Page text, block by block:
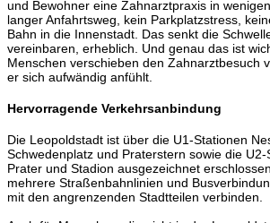
und Bewohner eine Zahnarztpraxis in
langer Anfahrtsweg, kein Parkplatzstress,
Bahn in die Innenstadt. Das senkt die
vereinbaren, erheblich. Und genau das ist
Menschen verschieben den Zahnarztbesuch
er sich aufwändig anfühlt.
Hervorragende Verkehrsanbindung
Die Leopoldstadt ist über die U1-Stationen
Schwedenplatz und Praterstern sowie die
Prater und Stadion ausgezeichnet
mehrere Straßenbahnlinien und
mit den angrenzenden Stadtteilen verbinden.